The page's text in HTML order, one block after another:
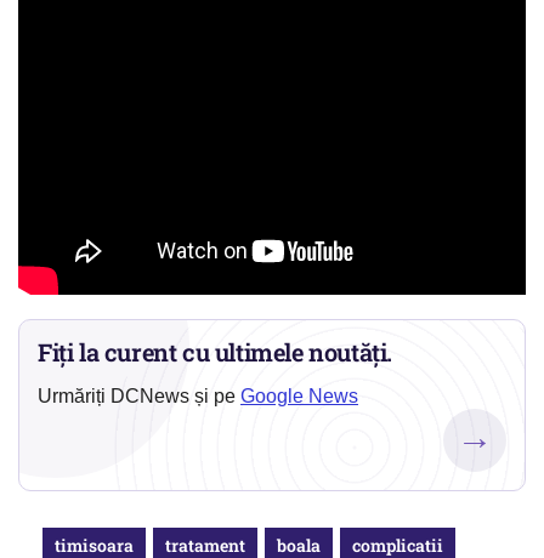
Fiți la curent cu ultimele noutăți.
Urmăriți DCNews și pe Google News
→
timisoara tratament boala complicatii